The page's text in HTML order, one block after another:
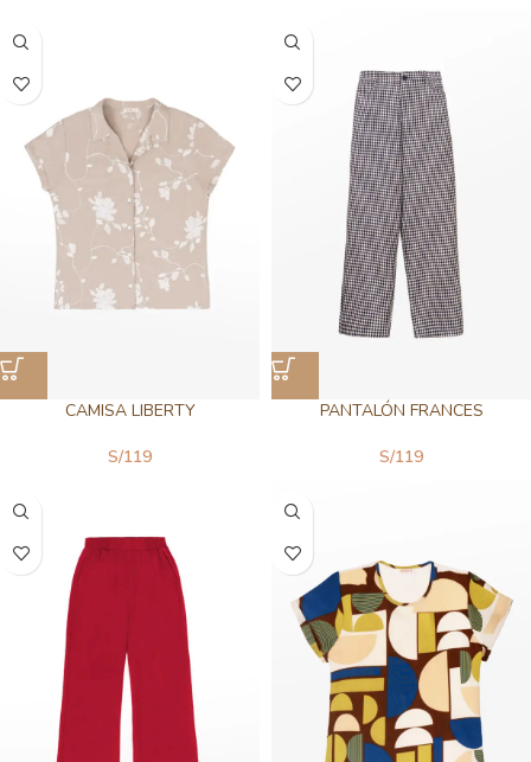
CAMISA LIBERTY
S/119
PANTALÓN FRANCES
S/119